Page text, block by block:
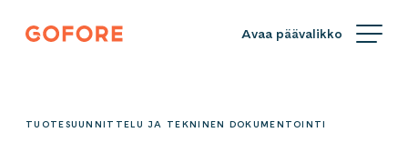
Siirry
suoraan
Gofore
knowledge
TUOTESUUNNITTELU JA TEKNINEN DOKUMENTOINTI